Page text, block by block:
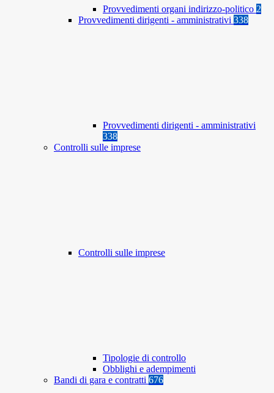
Provvedimenti organi indirizzo-politico 2
Provvedimenti dirigenti - amministrativi 338
Provvedimenti dirigenti - amministrativi
338
Controlli sulle imprese
Controlli sulle imprese
Tipologie di controllo
Obblighi e adempimenti
Bandi di gara e contratti 676